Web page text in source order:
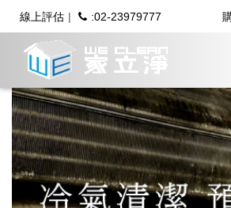
線上評估 :02-23979777